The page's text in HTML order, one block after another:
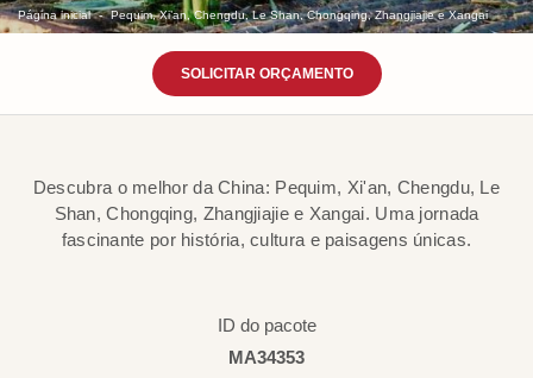
Página inicial Pequim, Xi’an, Chengdu, Le Shan, Chongqing, Zhangjiajie e Xangai
SOLICITAR ORÇAMENTO
Descubra o melhor da China: Pequim, Xi'an, Chengdu, Le
Shan, Chongqing, Zhangjiajie e Xangai. Uma jornada
fascinante por história, cultura e paisagens únicas.
ID do pacote
MA34353